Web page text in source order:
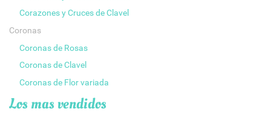
Corazones y Cruces de Clavel
Coronas
Coronas de Rosas
Coronas de Clavel
Coronas de Flor variada
Los mas vendidos